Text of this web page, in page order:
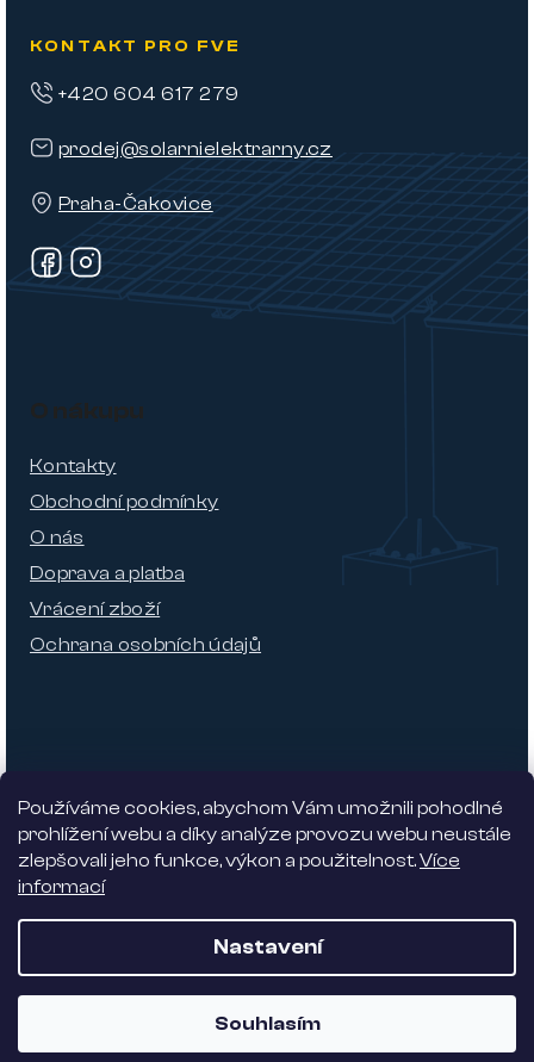
Používáme cookies, abychom Vám umožnili pohodlné
prohlížení webu a díky analýze provozu webu neustále
zlepšovali jeho funkce, výkon a použitelnost.Více
informací
Nastavení
Souhlasím
KONTAKT PRO FVE
prodej@solarnielektrarny.cz
Praha-Čakovice
+420 604 617 279
O nákupu
Kontakty
Obchodní podmínky
O nás
Doprava a platba
Vrácení zboží
Ochrana osobních údajů
Alhambra design
vyhrazena.